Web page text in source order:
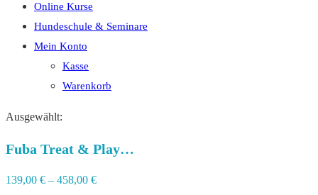
Online Kurse
Hundeschule & Seminare
Mein Konto
Kasse
Warenkorb
Ausgewählt:
Fuba Treat & Play…
139,00 € – 458,00 €